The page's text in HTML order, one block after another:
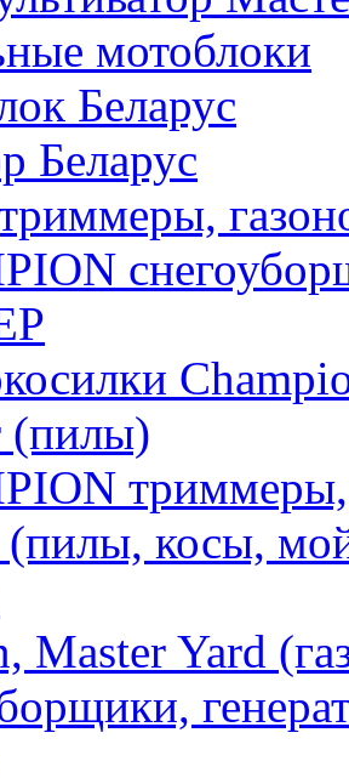
мотоблоки
Беларус
Беларус
(пилы)
косы,
Master Yard